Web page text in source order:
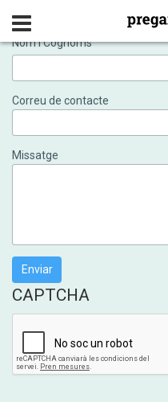
contingut
Cercador
Nom i Cognoms
Correu de contacte
Missatge
CAPTCHA